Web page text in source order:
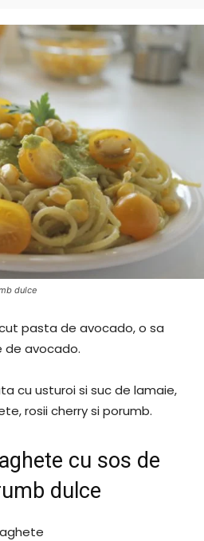
dulce
pasta de avocado, o sa
de avocado.
cu usturoi si suc de lamaie,
rosii cherry si porumb.
cu sos de
dulce